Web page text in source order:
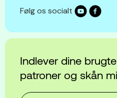
Følg os socialt
Indlever dine brugte
patroner og skån